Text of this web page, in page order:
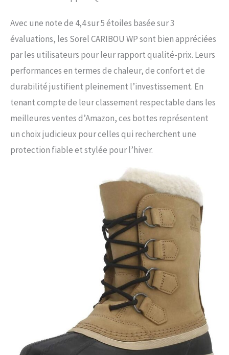
Avec une note de 4,4 sur 5 étoiles basée sur 3
évaluations, les Sorel CARIBOU WP sont bien appréciées
par les utilisateurs pour leur rapport qualité-prix. Leurs
performances en termes de chaleur, de confort et de
durabilité justifient pleinement l’investissement. En
tenant compte de leur classement respectable dans les
meilleures ventes d’Amazon, ces bottes représentent
un choix judicieux pour celles qui recherchent une
protection fiable et stylée pour l’hiver.